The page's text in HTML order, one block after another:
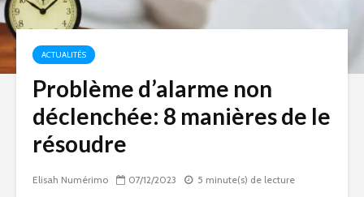
ACTUALITÉS
Problème d’alarme non
déclenchée: 8 manières de le
résoudre
Elisah Numérimo 07/12/2023 5 minute(s) de lecture